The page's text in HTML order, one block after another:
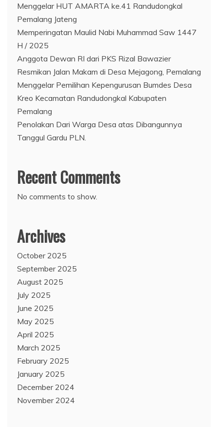
Menggelar HUT AMARTA ke.41 Randudongkal
Pemalang Jateng
Memperingatan Maulid Nabi Muhammad Saw 1447
H / 2025
Anggota Dewan RI dari PKS Rizal Bawazier
Resmikan Jalan Makam di Desa Mejagong, Pemalang
Menggelar Pemilihan Kepengurusan Bumdes Desa
Kreo Kecamatan Randudongkal Kabupaten
Pemalang
Penolakan Dari Warga Desa atas Dibangunnya
Tanggul Gardu PLN.
Recent Comments
No comments to show.
Archives
October 2025
September 2025
August 2025
July 2025
June 2025
May 2025
April 2025
March 2025
February 2025
January 2025
December 2024
November 2024